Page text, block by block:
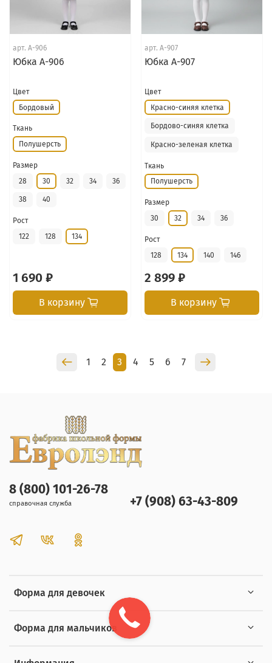
арт. А-906
Юбка А-906
Цвет
Бордовый
Ткань
Полушерсть
Размер
28
30 32 34 36
38 40
Рост
122
128 134
1 690 ₽
В корзину
арт. А-907
Юбка А-907
Цвет
Красно-синяя клетка
Бордово-синяя клетка
Красно-зеленая клетка
Ткань
Полушерсть
Размер
30
32 34 36
Рост
128
134 140 146
2 899 ₽
В корзину
1 2 3 4 5 6 7
Форма для девочек
Форма для мальчиков
8 (800) 101-26-78
справочная служба +7 (908) 63-43-809